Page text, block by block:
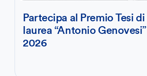
Partecipa al Premio Tesi di
laurea “Antonio Genovesi”
2026